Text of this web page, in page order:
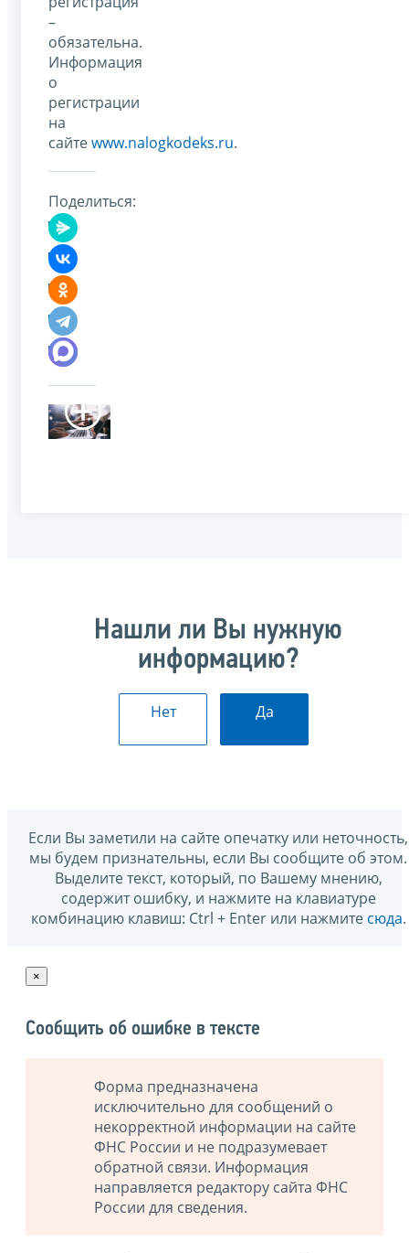
–
обязательна.
Информация
о
регистрации
на
сайтеwww.nalogkodeks.ru.
Поделиться:
Нашли ли Вы нужную
информацию?
Нет Да
Если Вы заметили на сайте опечатку или неточность,
мы будем признательны, если Вы сообщите об этом.
Выделите текст, который, по Вашему мнению,
содержит ошибку, и нажмите на клавиатуре
комбинацию клавиш: Ctrl + Enter или нажмите сюда.
×
Сообщить об ошибке в тексте
Форма предназначена
исключительно для сообщений о
некорректной информации на сайте
ФНС России и не подразумевает
обратной связи. Информация
направляется редактору сайта ФНС
России для сведения.